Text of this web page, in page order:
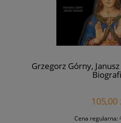
Grzegorz Górny,
105,00
Cena regularna: